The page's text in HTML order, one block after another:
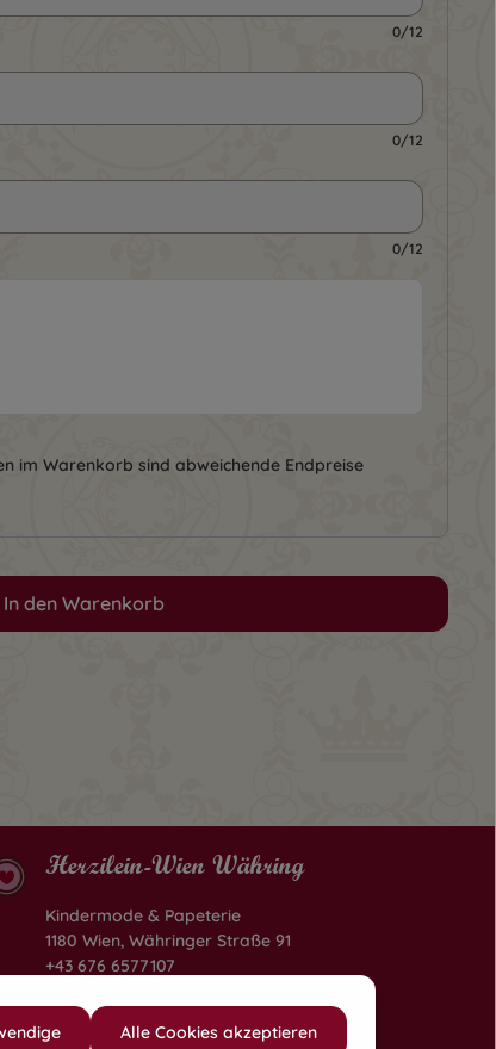
0/12
0/12
0/12
im Warenkorb sind abweichende Endpreise
In den Warenkorb
Herzilein-Wien Währing
Kindermode & Papeterie
1180 Wien, Währinger Straße 91
+43 676 6577107
Alle Cookies akzeptieren